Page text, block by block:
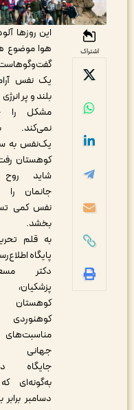
این روزها آلودگی
هوا موضوع همه
گفت‌وگوهاست؛
یک نفس آرام و
بلند و پر انرژی هم
مشکل را حل
نمی‌کند. باید
یک‌نفس به سوی
کوهستان رفت تا
شاید روح و
جانمان را یک
نفس کمی تسلی
به قلم تحریریه
پایگاه اطلاع‌رسانی
دکتر مسعود
پزشکیان،
کوهستان و
کوهنوردی در
مناسبت‌های
جهانی هم
جایگاه دارد؛
به‌گونه‌ای که ۱۱
دسامبر برابر با ۲۱